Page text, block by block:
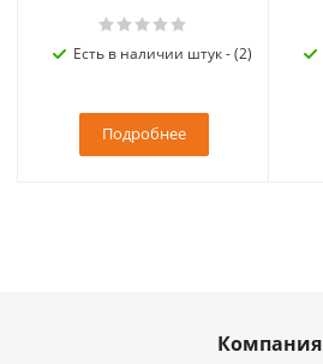
Есть в наличии штук - (2)
Подробнее
Компания